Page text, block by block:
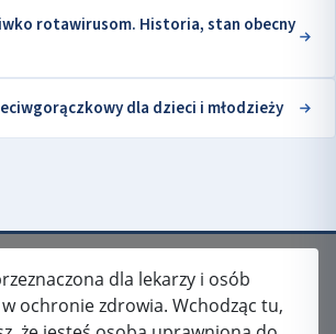
rotawirusom. Historia, stan obecny
dla dzieci i młodzieży
dla lekarzy i osób
ochronie zdrowia. Wchodząc tu,